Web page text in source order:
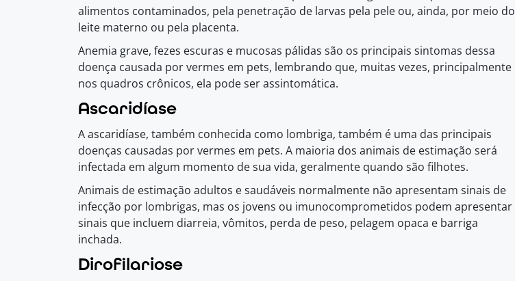
alimentos contaminados, pela penetração de larvas pela pele ou, ainda, por meio do
leite materno ou pela placenta.
Anemia grave, fezes escuras e mucosas pálidas são os principais sintomas dessa
doença causada por vermes em pets, lembrando que, muitas vezes, principalmente
nos quadros crônicos, ela pode ser assintomática.
Ascaridíase
A ascaridíase, também conhecida como lombriga, também é uma das principais
doenças causadas por vermes em pets. A maioria dos animais de estimação será
infectada em algum momento de sua vida, geralmente quando são filhotes.
Animais de estimação adultos e saudáveis normalmente não apresentam sinais de
infecção por lombrigas, mas os jovens ou imunocomprometidos podem apresentar
sinais que incluem diarreia, vômitos, perda de peso, pelagem opaca e barriga
inchada.
Dirofilariose